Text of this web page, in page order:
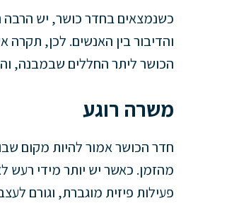
כשנמצאים בחדר כושר, יש הרבה
והדיבור בין האנשים. לכן, תקרה
הכושר ליתר החללים שבמבנה,
משרה רוגע
חדר הכושר אמור להיות מקום
מהזמן. כאשר יש יותר מידי
פעילות פיזית מוגברת, וגורם